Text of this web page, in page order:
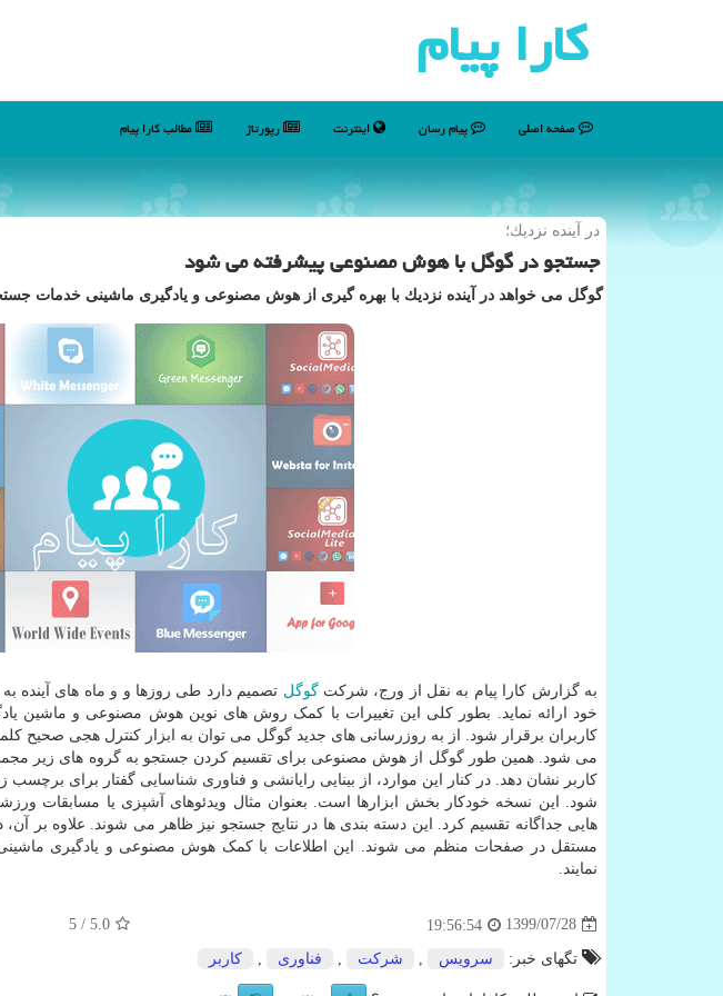
كارا پیام
صفحه اصلی پیام رسان اینترنت رپورتاژ مطالب كارا پیام
در آینده نزدیك؛
جستجو در گوگل با هوش مصنوعی پیشرفته می شود
گوگل می خواهد در آینده نزدیك با بهره گیری از هوش مصنوعی و یادگیری ماشینی خدمات
به گزارش کارا پیام به نقل از ورج، شرکتگوگل تصمیم دارد طی روزها و و ماه های
خود ارائه نماید. بطور کلی این تغییرات با کمک روش های نوین هوش مصنوعی و ماشین
کاربران برقرار شود. از به روزرسانی های جدید گوگل می توان به ابزار کنترل هجی صحیح
می شود. همین طور گوگل از هوش مصنوعی برای تقسیم کردن جستجو به گروه های زیر مجموعه
کاربر نشان دهد. در کنار این موارد، از بینایی رایانشی و فناوری شناسایی گفتار برای
شود. این نسخه خودکار بخش ابزارها است. بعنوان مثال ویدئوهای آشپزی یا مسابقات
هایی جداگانه تقسیم کرد. این دسته بندی ها در نتایج جستجو نیز ظاهر می شوند. علاوه بر
مستقل در صفحات منظم می شوند. این اطلاعات با کمک هوش مصنوعی و یادگیری ماشینی
نمایند.
1399/07/28
19:56:54
5.0
/ 5
تگهای خبر: سرویس شركت فناوری كاربر